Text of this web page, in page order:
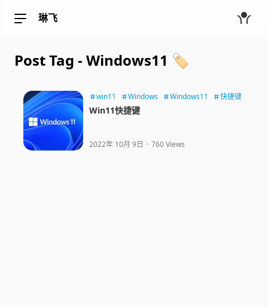
琳飞
Post Tag - Windows11 🏷️
win11 Windows Windows11 快捷键
Win11快捷键
2022年 10月 9日 · 760 Views